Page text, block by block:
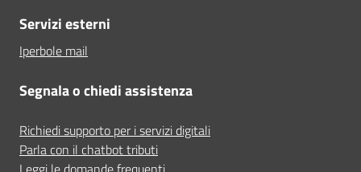
Servizi esterni
Iperbole mail
Segnala o chiedi assistenza
Richiedi supporto per i servizi digitali
Parla con il chatbot tributi